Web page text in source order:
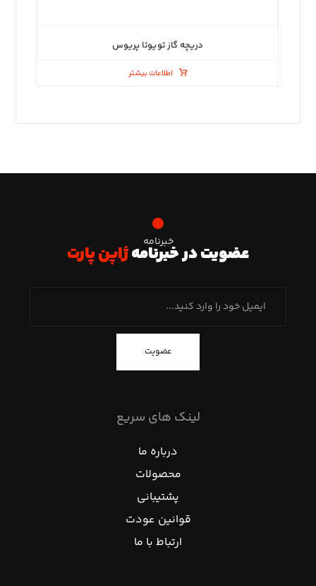
دریچه گاز تویوتا پریوس
اطلاعات بیشتر
خبرنامه
عضویت در خبرنامهژاپن پارت
عضویت
لینک های سریع
درباره ما
محصولات
پشتیبانی
قوانین عودت
ارتباط با ما